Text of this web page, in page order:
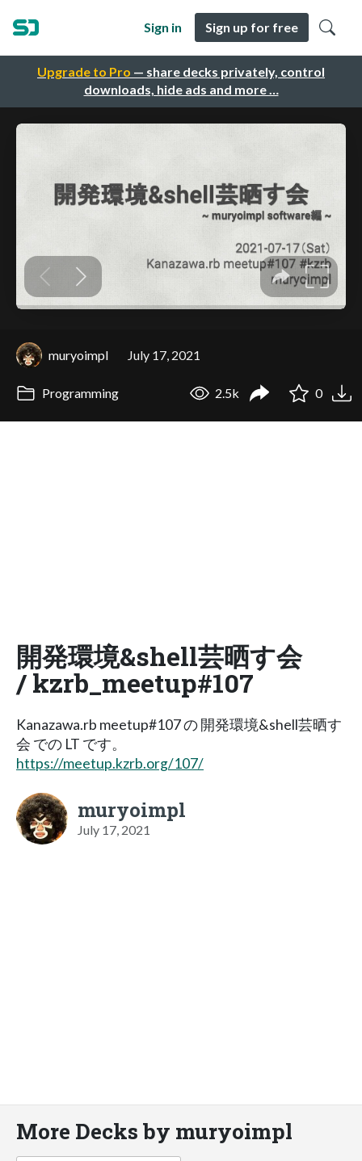
Upgrade to Pro — share decks privately, control
downloads, hide ads and more …
Sign in Sign up for free
muryoimpl July 17, 2021
Programming 2.5k 0
開発環境&shell芸晒す会
/ kzrb_meetup#107
Kanazawa.rb meetup#107 の 開発環境&shell芸晒す
会 での LT です。
https://meetup.kzrb.org/107/
muryoimpl
July 17, 2021
More Decks by muryoimpl